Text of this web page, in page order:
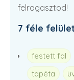
felragasztod!
7 féle
festett fal
tapéta